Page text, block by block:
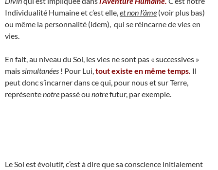
Individualité Humaine et c’est elle, et non l’âme (voir plus bas)
ou même la personnalité (idem), qui se réincarne de vies en
vies.
En fait, au niveau du Soi, les vies ne sont pas « successives »
mais simultanées ! Pour Lui, tout existe en même temps. Il
peut donc s’incarner dans ce qui, pour nous et sur Terre,
représentenotre passé ou notrefutur, par exemple.
Le Soi est évolutif, c’est à dire que sa conscience initialement